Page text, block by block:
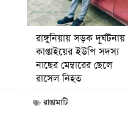
রাঙ্গুনিয়ায় সড়ক দূর্ঘটনায়
কাপ্তাইয়ের ইউপি সদস্য
নাছের মেম্বারের ছেলে
রাসেল নিহত
রাঙামাটি